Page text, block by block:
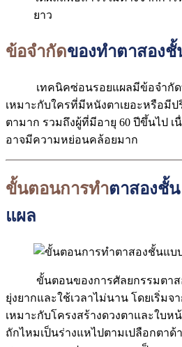
ยาว
ข้อจำกัดของทำตาสอง
เทคนิคซ่อนรอยแผลมีข้อจำกัดที่
เหมาะกับใครที่มีหนังตาเยอะหรือมี
ตามาก รวมถึงผู้ที่มีอายุ 60 ปีขึ้นไป เ
อาจมีความหย่อนคล้อยมาก
ขั้นตอนการทำตาสองชั้
แผล
ขั้นตอนของการศัลยกรรมตาสอ
ยุ่งยากและใช้เวลาไม่นาน โดยเริ่ม
เหมาะกับโครงสร้างดวงตาและใบ
ถักไหมเป็นร่างแหไปตามเปลือกตา